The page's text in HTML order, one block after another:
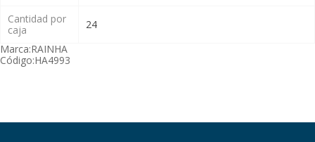
Cantidad por
caja
24
Marca:RAINHA
Código:HA4993